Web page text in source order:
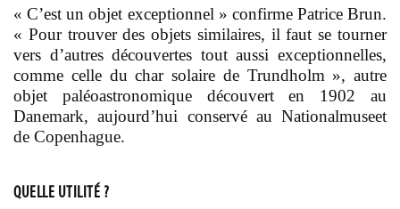
« C’est un objet exceptionnel » confirme Patrice Brun.
« Pour trouver des objets similaires, il faut se tourner
vers d’autres découvertes tout aussi exceptionnelles,
comme celle duchar solaire de Trundholm », autre
objet paléoastronomique découvert en 1902 au
Danemark, aujourd’hui conservé au Nationalmuseet
de Copenhague.
QUELLE UTILITÉ ?